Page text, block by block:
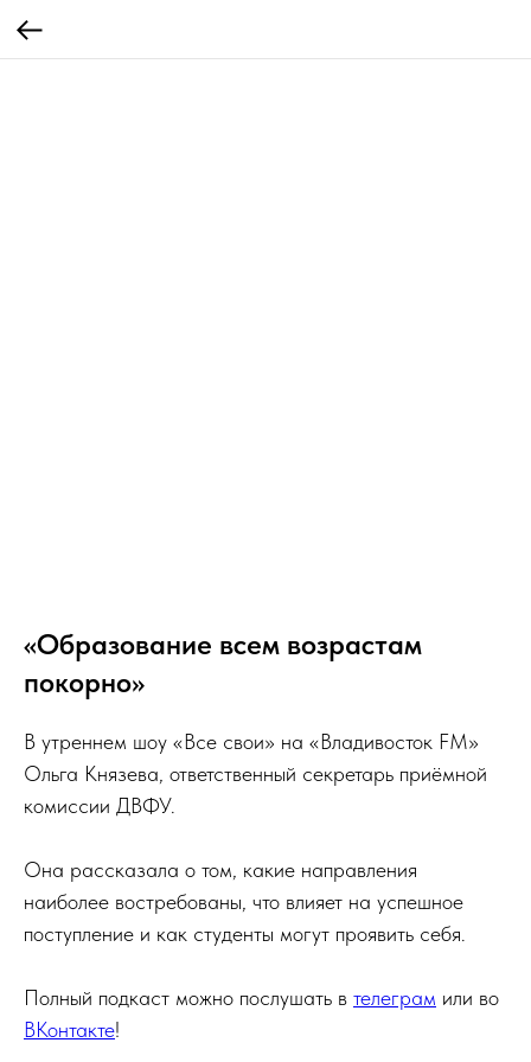
«Образование всем возрастам
покорно»
В утреннем шоу «Все свои» на «Владивосток FM»
Ольга Князева, ответственный секретарь приёмной
комиссии ДВФУ.
Она рассказала о том, какие направления
наиболее востребованы, что влияет на успешное
поступление и как студенты могут проявить себя.
Полный подкаст можно послушать в телеграм или во
ВКонтакте!